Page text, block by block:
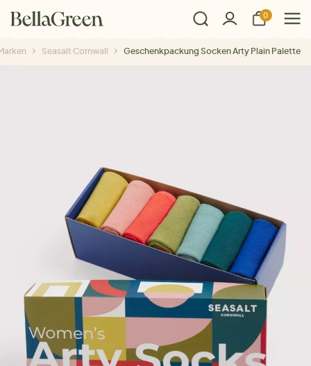
0
Seasalt Cornwall Geschenkpackung Socken Arty Plain Palette